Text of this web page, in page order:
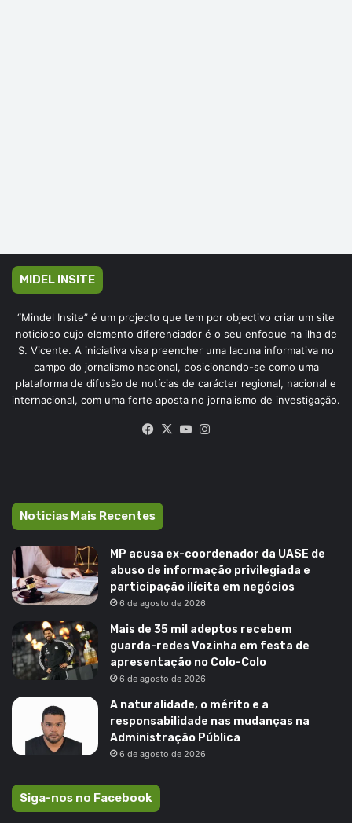
MIDEL INSITE
“Mindel Insite” é um projecto que tem por objectivo criar um site
noticioso cujo elemento diferenciador é o seu enfoque na ilha de
S. Vicente. A iniciativa visa preencher uma lacuna informativa no
campo do jornalismo nacional, posicionando-se como uma
plataforma de difusão de notícias de carácter regional, nacional e
internacional, com uma forte aposta no jornalismo de investigação.
Facebook
X YouTube
Noticias Mais Recentes
MP acusa ex-coordenador da UASE de
abuso de informação privilegiada e
participação ilícita em negócios
6 de agosto de 2026
Mais de 35 mil adeptos recebem
guarda-redes Vozinha em festa de
apresentação no Colo-Colo
6 de agosto de 2026
A naturalidade, o mérito e a
responsabilidade nas mudanças na
Administração Pública
6 de agosto de 2026
Siga-nos no Facebook